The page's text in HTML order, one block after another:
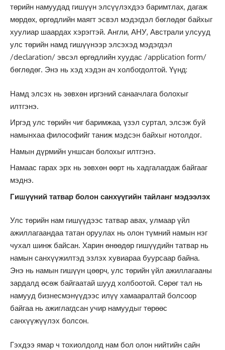
төрийн намуудад гишүүн элсүүлэхдээ баримтлах, дагаж
мөрдөх, өргөдлийн маягт эсвэл мэдэгдэл бөглөдөг байхыг
хуулиар шаардах хэрэгтэй. Англи, АНУ, Австрали улсууд
улс төрийн намд гишүүнээр элсэхэд мэдэгдэл
/declaration/ эвсэл өргөдлийн хуудас /application form/
бөглөдөг. Энэ нь хэд хэдэн ач холбогдолтой. Үүнд:
Намд элсэх нь зөвхөн иргэний санаачлага болохыг
илтгэнэ.
Иргэд улс төрийн чиг баримжаа, үзэл суртал, элсэж буй
намынхаа философийг таниж мэдсэн байхыг нотолдог.
Намын дүрмийн уншсан болохыг илтгэнэ.
Намаас гарах эрх нь зөвхөн өөрт нь хадгалагдаж байгааг
мэднэ.
Гишүүний татвар болон санхүүгийн тайланг мэдээлэх
Улс төрийн нам гишүүдээс татвар авах, улмаар үйл
ажиллагаандаа татан оруулах нь олон түмний намын нэг
чухал шинж байсан. Харин өнөөдөр гишүүдийн татвар нь
намын санхүүжилтэд эзлэх хувиараа буурсаар байна.
Энэ нь намын гишүүн цөөрч, улс төрийн үйл ажиллагааны
зардалд өсөж байгаатай шууд холбоотой. Сөрөг тал нь
намууд бизнесмэнүүдээс илүү хамааралтай болсоор
байгаа нь ажиглагдсан учир намуудыг төрөөс
санхүүжүүлэх болсон.
Гэхдээ ямар ч тохиолдолд нам бол олон нийтийн сайн